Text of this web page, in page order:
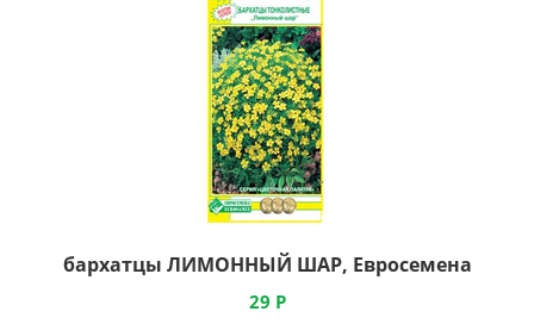
бархатцы ЛИМОННЫЙ ШАР, Евросемена
29 Р